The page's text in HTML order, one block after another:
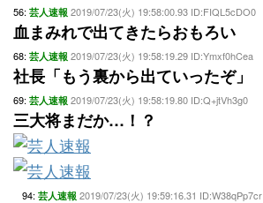
56: 芸人速報 2019/07/23(火) 19:58:00.93 ID:FIQL5cDO0
血まみれで出てきたらおもろい
68: 芸人速報 2019/07/23(火) 19:58:19.29 ID:Ymxf0hCea
社長「もう裏から出ていったぞ」
69: 芸人速報 2019/07/23(火) 19:58:19.80 ID:Q+jtVh3g0
三大将まだか…！？
94: 芸人速報 2019/07/23(火) 19:59:16.31 ID:W38qPp7cr